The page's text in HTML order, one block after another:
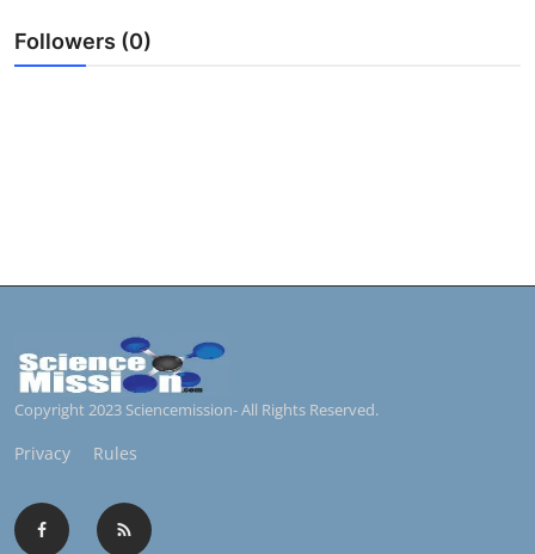
Followers (0)
Copyright 2023 Sciencemission- All Rights Reserved.
Privacy Rules